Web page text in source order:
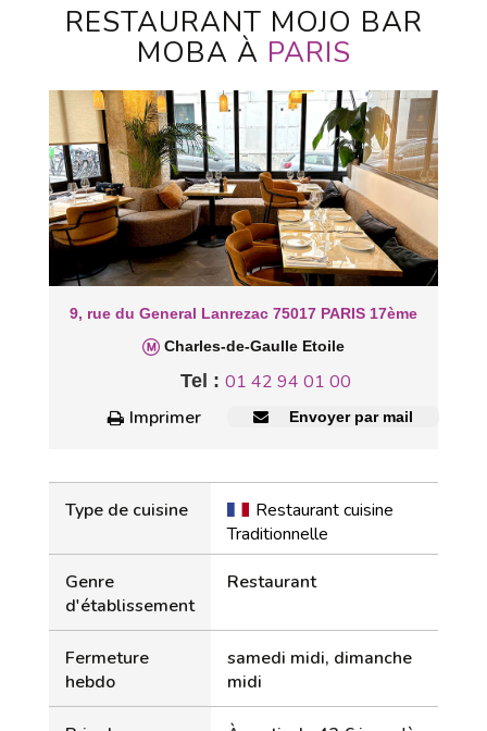
RESTAURANT MOJO BAR
MOBA À PARIS
9, rue du General Lanrezac 75017 PARIS 17ème
Charles-de-Gaulle Etoile
Tel : 01 42 94 01 00
Imprimer
Envoyer par mail
Type de cuisine
Restaurant cuisine
Traditionnelle
Genre
d'établissement
Restaurant
Fermeture
hebdo
samedi midi, dimanche
midi